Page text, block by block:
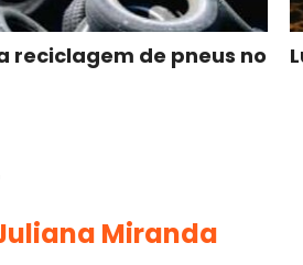
reciclagem de pneus no
Miranda